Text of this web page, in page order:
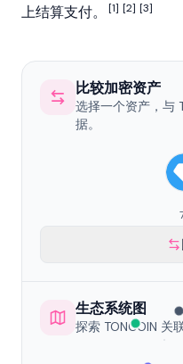
上结算支付。
[1] [2] [3]
比较加密资产
选择一个资产，与
据。
生态系统图
探索 TONCOIN 关